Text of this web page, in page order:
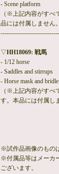
- Scene platform
（※上記内容がすべ
品には付属しません
▽HH18069: 戦馬
- 1/12 horse
- Saddles and stirrups
- Horse mask and bridle
（※上記内容がすべ
す。本品には付属し
※試作品画像のもの
※付属品等はメーカ
ございます。